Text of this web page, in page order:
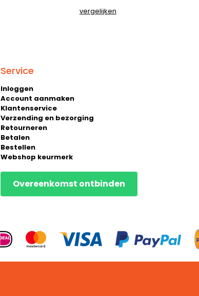
vergelijken
Service
Inloggen
Account aanmaken
Klantenservice
Verzending en bezorging
Retourneren
Betalen
Bestellen
Webshop keurmerk
Overeenkomst ontbinden